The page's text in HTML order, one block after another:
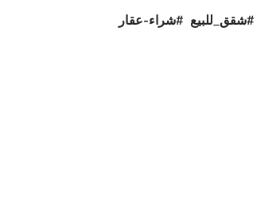
#شقق_للبيع #شراء-عقار